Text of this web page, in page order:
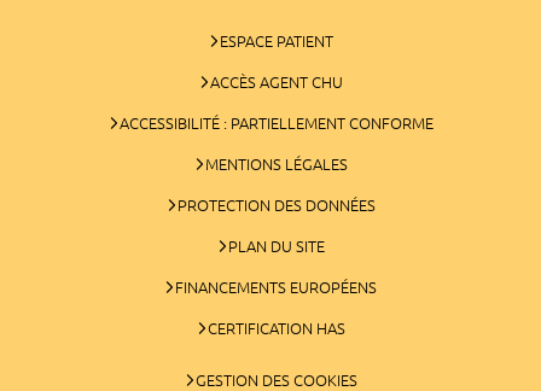
ESPACE PATIENT
ACCÈS AGENT CHU
ACCESSIBILITÉ : PARTIELLEMENT CONFORME
MENTIONS LÉGALES
PROTECTION DES DONNÉES
PLAN DU SITE
FINANCEMENTS EUROPÉENS
CERTIFICATION HAS
GESTION DES COOKIES